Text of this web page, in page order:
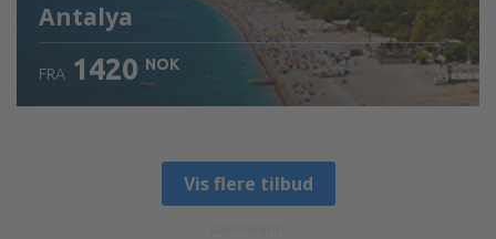
Antalya
FRA 1420 NOK
Vis flere tilbud